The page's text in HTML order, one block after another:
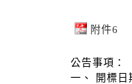
附件6
公告事項：
一、 開標日